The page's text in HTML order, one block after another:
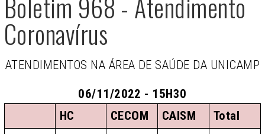
Coronavírus
ATENDIMENTOS NA ÁREA DE SAÚDE DA UNICAMP
06/11/2022 - 15H30
HC
CECOM CAISM
Total